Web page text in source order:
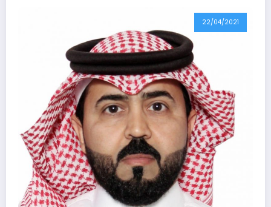
22/04/2021